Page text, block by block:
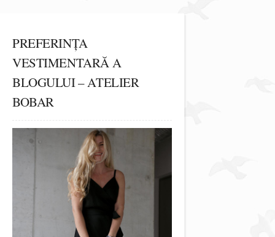
PREFERINȚA
VESTIMENTARĂ A
BLOGULUI – ATELIER
BOBAR